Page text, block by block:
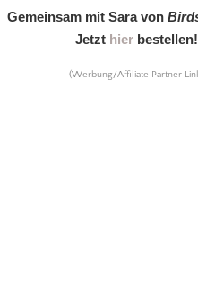
Gemeinsam mit Sara von
Jetzt hierbestellen!
(Werbung/Affiliate Partner